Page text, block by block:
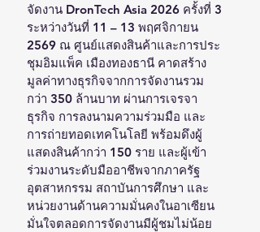
จัดงาน DronTech Asia 2026 ครั้งที่ 3
ระหว่างวันที่ 11 – 13 พฤศจิกายน
2569 ณ ศูนย์แสดงสินค้าและการประ
ชุมอิมแพ็ค เมืองทองธานี คาดสร้าง
มูลค่าทางธุรกิจจากการจัดงานรวม
กว่า 350 ล้านบาท ผ่านการเจรจา
ธุรกิจ การลงนามความร่วมมือ และ
การถ่ายทอดเทคโนโลยี พร้อมดึงผู้
แสดงสินค้ากว่า 150 ราย และผู้เข้า
ร่วมงานระดับมืออาชีพจากภาครัฐ
อุตสาหกรรม สถาบันการศึกษา และ
หน่วยงานด้านความมั่นคงในอาเซียน
มั่นใจตลอดการจัดงานมีผู้ชมไม่น้อย